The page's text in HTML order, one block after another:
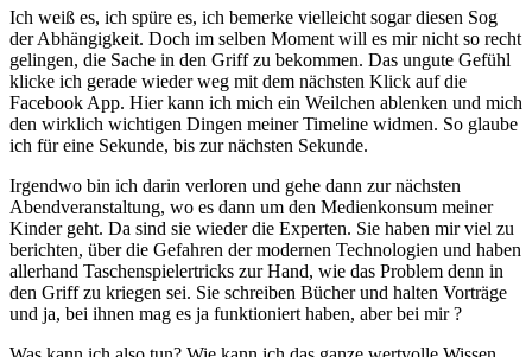
Ich weiß es, ich spüre es, ich bemerke vielleicht sogar diesen Sog
der Abhängigkeit. Doch im selben Moment will es mir nicht so recht
gelingen, die Sache in den Griff zu bekommen. Das ungute Gefühl
klicke ich gerade wieder weg mit dem nächsten Klick auf die
Facebook App. Hier kann ich mich ein Weilchen ablenken und mich
den wirklich wichtigen Dingen meiner Timeline widmen. So glaube
ich für eine Sekunde, bis zur nächsten Sekunde.
Irgendwo bin ich darin verloren und gehe dann zur nächsten
Abendveranstaltung, wo es dann um den Medienkonsum meiner
Kinder geht. Da sind sie wieder die Experten. Sie haben mir viel zu
berichten, über die Gefahren der modernen Technologien und haben
allerhand Taschenspielertricks zur Hand, wie das Problem denn in
den Griff zu kriegen sei. Sie schreiben Bücher und halten Vorträge
und ja, bei ihnen mag es ja funktioniert haben, aber bei mir ?